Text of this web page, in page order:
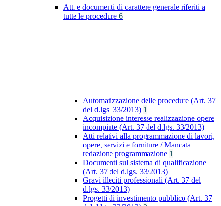
Atti e documenti di carattere generale riferiti a
tutte le procedure 6
Automatizzazione delle procedure (Art. 37
del d.lgs. 33/2013) 1
Acquisizione interesse realizzazione opere
incompiute (Art. 37 del d.lgs. 33/2013)
Atti relativi alla programmazione di lavori,
opere, servizi e forniture / Mancata
redazione programmazione 1
Documenti sul sistema di qualificazione
(Art. 37 del d.lgs. 33/2013)
Gravi illeciti professionali (Art. 37 del
d.lgs. 33/2013)
Progetti di investimento pubblico (Art. 37